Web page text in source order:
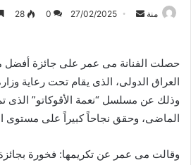
منة
أرسل 27/02/2025
0
28
حصلت الفنانة مى عمر على جائزة أفضل
العراق الدولى، الذى يقام تحت رعاية وزارة
وذلك عن مسلسل “نعمة الأڤوكاتو”
الماضى، وحقق نجاحاً كبيراً على مستوى
وقالت مى عمر عن تكريمها: فخورة